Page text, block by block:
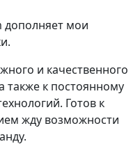
дополняет мои
и качественного
также к постоянному
Готов к
жду возможности